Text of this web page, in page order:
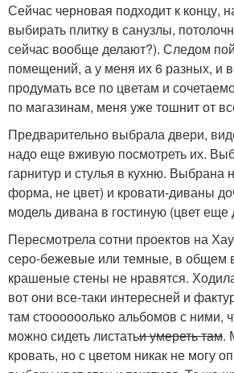
Сейчас черновая подходит к концу,
выбирать плитку в санузлы,
сейчас вообще делают?). Следом
помещений, а у меня их 6 разных, и
продумать все по цветам и
по магазинам, меня уже тошнит от
Предварительно выбрала двери,
надо еще вживую посмотреть их.
гарнитур и стулья в кухню. Выбрана
форма, не цвет) и кровати-диваны
модель дивана в гостиную (цвет еще
Пересмотрела сотни проектов на
серо-бежевые или темные, в общем
крашеные стены не нравятся.
вот они все-таки интересней и
там стоооооолько альбомов с ними,
можно сидеть листатьи умереть там.
кровать, но с цветом никак не могу